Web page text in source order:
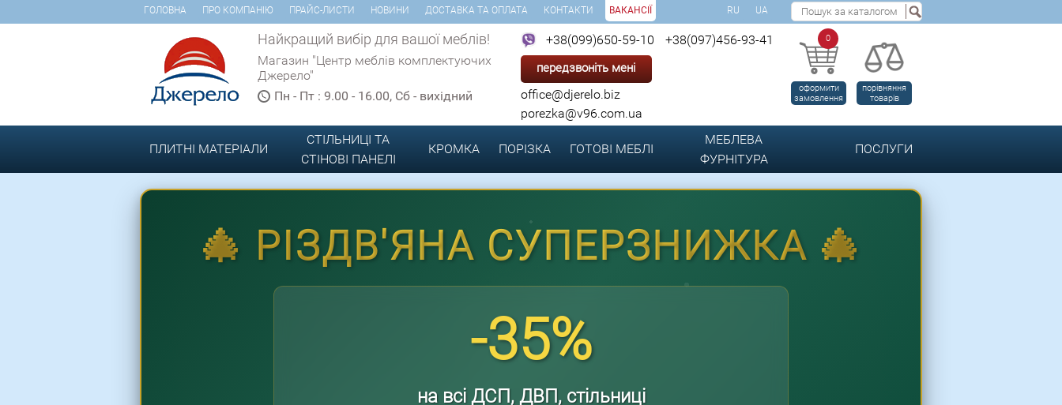
ГОЛОВНА ПРО КОМПАНІЮ ПРАЙС-ЛИСТИ НОВИНИ ДОСТАВКА ТА ОПЛАТА КОНТАКТИ ВАКАНСІЇ RU UA
Найкращий вибір для вашої меблів!
Магазин "Центр меблів комплектуючих
Джерело"
Пн - Пт : 9.00 - 16.00, Сб - вихідний
+38(099)650-59-10 +38(097)456-93-41
передзвоніть мені
office@djerelo.biz
porezka@v96.com.ua
0
оформити
замовлення
порівняння
товарів
ПЛИТНІ МАТЕРІАЛИ
СТІЛЬНИЦІ ТА
СТІНОВІ ПАНЕЛІ
КРОМКА ПОРІЗКА ГОТОВІ МЕБЛІ
МЕБЛЕВА
ФУРНІТУРА
ПОСЛУГИ
🎄 РІЗДВ'ЯНА СУПЕРЗНИЖКА 🎄
-35%
на всі ДСП, ДВП, стільниці